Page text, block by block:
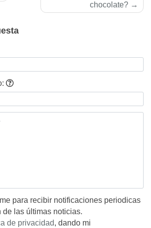
chocolate?
para recibir notificaciones periodicas
de las últimas noticias.
de privacidad, dando mi